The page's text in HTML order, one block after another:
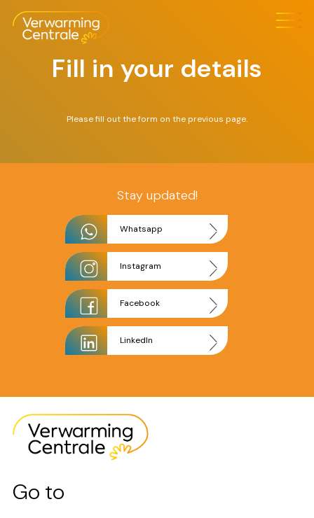
content
Fill in your details
Please fill out the form on the previous page.
Stay updated!
Whatsapp
Instagram
Facebook
LinkedIn
Go to